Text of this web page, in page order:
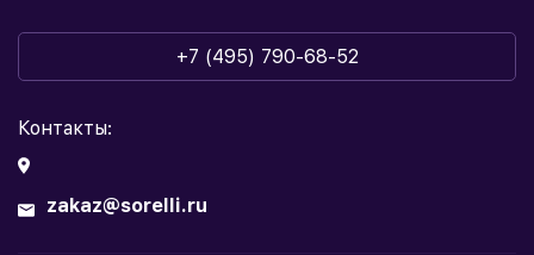
+7 (495) 790-68-52
Контакты:
zakaz@sorelli.ru